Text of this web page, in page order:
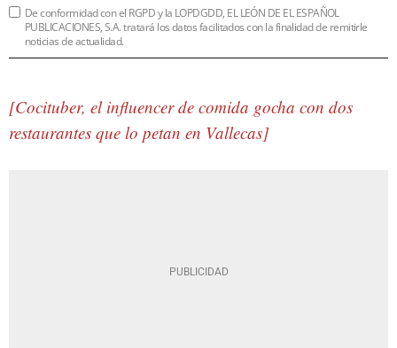
De conformidad con el RGPD y la LOPDGDD, EL LEÓN DE EL ESPAÑOL
PUBLICACIONES, S.A. tratará los datos facilitados con la finalidad de remitirle
noticias de actualidad.
[Cocituber, el influencer de comida gocha con dos
restaurantes que lo petan en Vallecas]